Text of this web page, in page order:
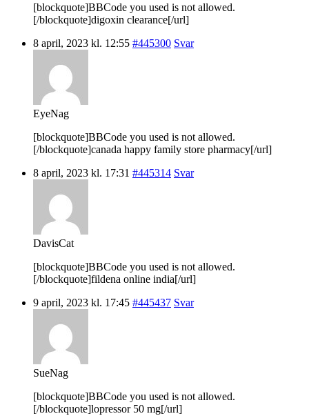
[blockquote]BBCode you used is not allowed.
[/blockquote]digoxin clearance[/url]
8 april, 2023 kl. 12:55 #445300 Svar
EyeNag
[blockquote]BBCode you used is not allowed.
[/blockquote]canada happy family store pharmacy[/url]
8 april, 2023 kl. 17:31 #445314 Svar
DavisCat
[blockquote]BBCode you used is not allowed.
[/blockquote]fildena online india[/url]
9 april, 2023 kl. 17:45 #445437 Svar
SueNag
[blockquote]BBCode you used is not allowed.
[/blockquote]lopressor 50 mg[/url]